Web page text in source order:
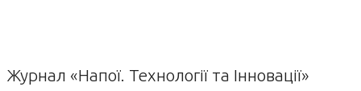
Журнал «Напої. Технології та Інновації»